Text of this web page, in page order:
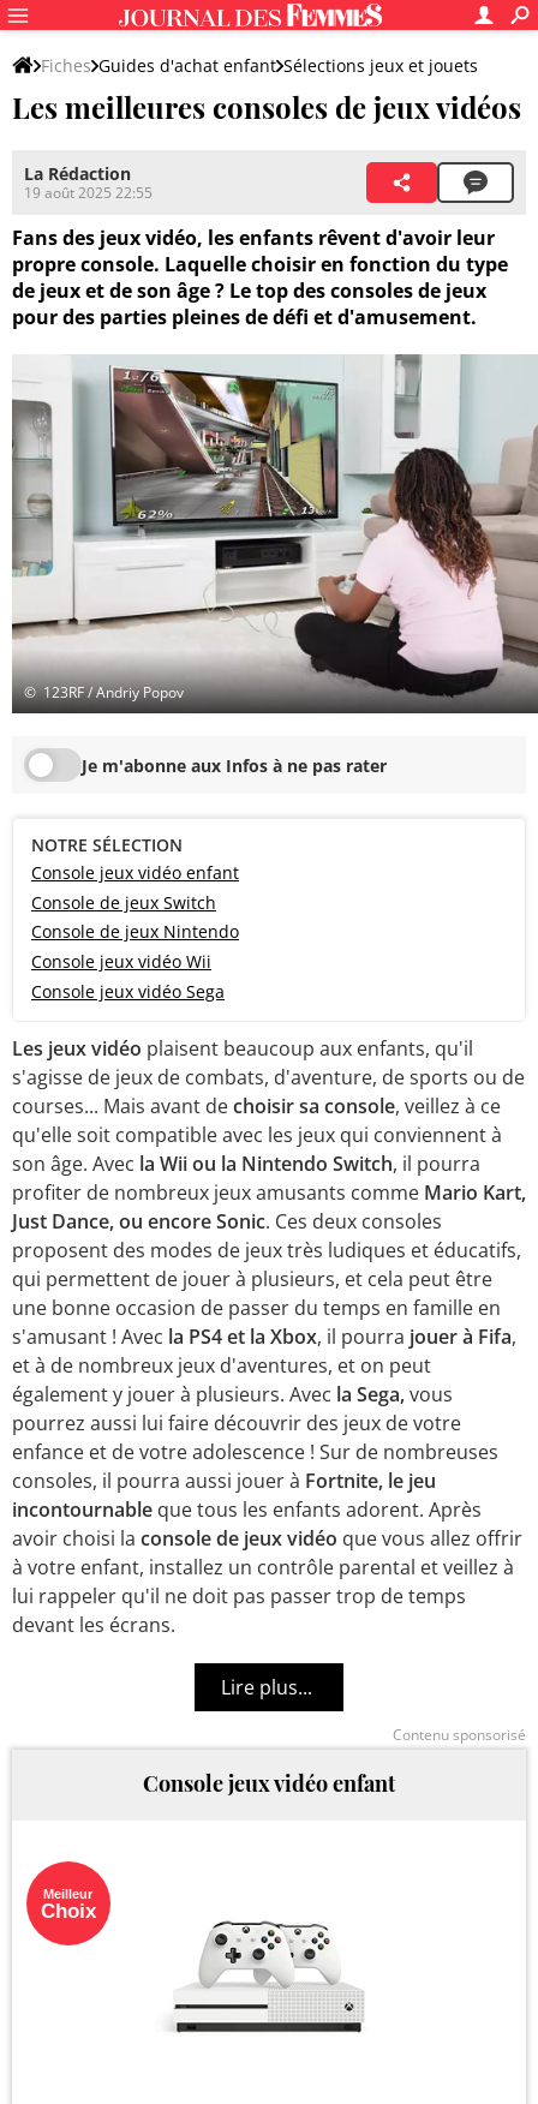
Fiches Guides d'achat enfant Sélections jeux et jouets
Les meilleures consoles de jeux vidéos
La Rédaction
19 août 2025 22:55
Fans des jeux vidéo, les enfants rêvent d'avoir leur
propre console. Laquelle choisir en fonction du type
de jeux et de son âge ? Le top des consoles de jeux
pour des parties pleines de défi et d'amusement.
© 123RF / Andriy Popov
Je m'abonne aux Infos à ne pas rater
NOTRE SÉLECTION
Console jeux vidéo enfant
Console de jeux Switch
Console de jeux Nintendo
Console jeux vidéo Wii
Console jeux vidéo Sega
Les jeux vidéo plaisent beaucoup aux enfants, qu'il
s'agisse de jeux de combats, d'aventure, de sports ou de
courses... Mais avant dechoisir sa console, veillez à ce
qu'elle soit compatible avec les jeux qui conviennent à
son âge. Avec la Wii ou la Nintendo Switch, il pourra
profiter de nombreux jeux amusants comme Mario Kart,
Just Dance, ou encore Sonic. Ces deux consoles
proposent des modes de jeux très ludiques et éducatifs,
qui permettent de jouer à plusieurs, et cela peut être
une bonne occasion de passer du temps en famille en
s'amusant ! Avec la PS4 et la Xbox, il pourra jouer à Fifa,
et à de nombreux jeux d'aventures, et on peut
également y jouer à plusieurs. Avec la Sega,vous
pourrez aussi lui faire découvrir des jeux de votre
enfance et de votre adolescence ! Sur de nombreuses
consoles, il pourra aussi jouer à Fortnite, le jeu
incontournable que tous les enfants adorent. Après
avoir choisi la console de jeux vidéo que vous allez offrir
à votre enfant, installez un contrôle parental et veillez à
lui rappeler qu'il ne doit pas passer trop de temps
devant les écrans.
Contenu sponsorisé
Console jeux vidéo enfant
Meilleur
Choix